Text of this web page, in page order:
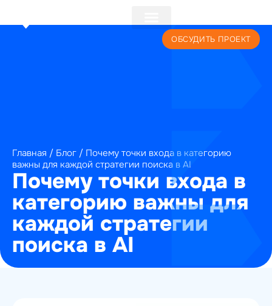
ОБСУДИТЬ ПРОЕКТ
Главная / Блог / Почему точки входа в категорию
важны для каждой стратегии поиска в AI
Почему точки входа в
категорию важны для
каждой стратегии
поиска в AI